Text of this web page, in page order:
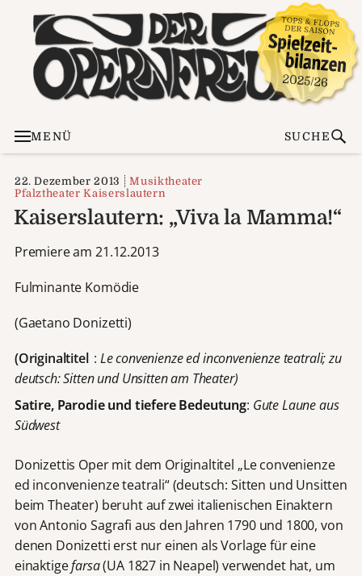
MENÜ SUCHE
22. Dezember 2013
Musiktheater
Pfalztheater Kaiserslautern
Kaiserslautern: „Viva la Mamma!“
Premiere am 21.12.2013
Fulminante Komödie
(Gaetano Donizetti)
(Originaltitel : Le convenienze ed inconvenienze teatrali; zu
deutsch: Sitten und Unsitten am Theater)
Satire, Parodie und tiefere Bedeutung: Gute Laune aus
Südwest
Donizettis Oper mit dem Originaltitel „Le convenienze
ed inconvenienze teatrali“ (deutsch: Sitten und Unsitten
beim Theater) beruht auf zwei italienischen Einaktern
von Antonio Sagrafi aus den Jahren 1790 und 1800, von
denen Donizetti erst nur einen als Vorlage für eine
einaktigefarsa(UA 1827 in Neapel) verwendet hat, um